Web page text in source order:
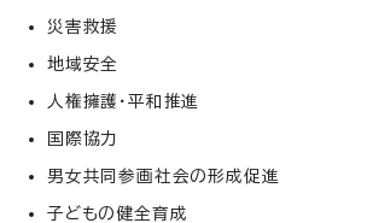
災害救援
地域安全
人権擁護・平和推進
国際協力
男女共同参画社会の形成促進
子どもの健全育成